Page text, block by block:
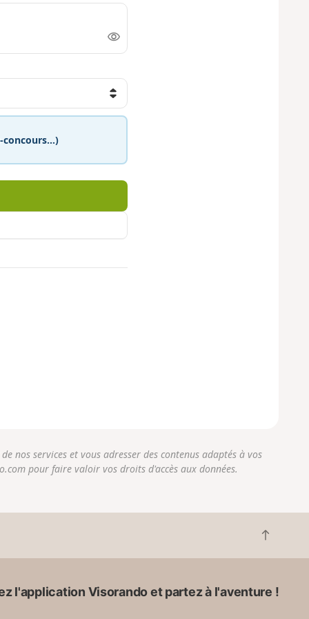
concours…)
nos services et vous adresser des contenus adaptés à vos
pour faire valoir vos droits d'accès aux données.
R
e
u
l'application Visorando et partez à l'aventure !